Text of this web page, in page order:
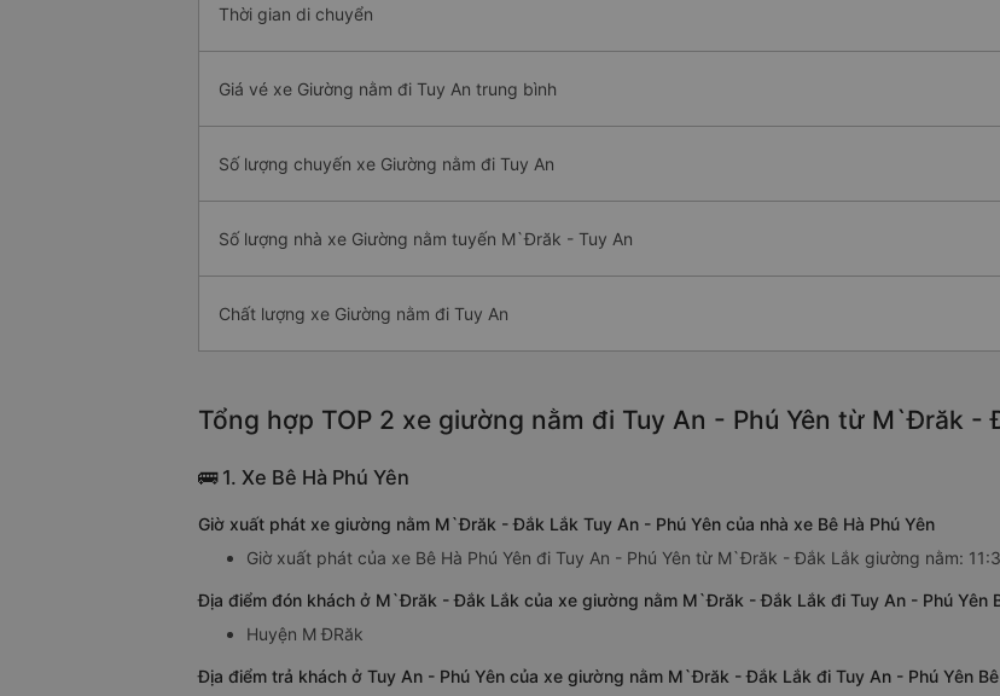
Thời gian di chuyển
Giá vé xe Giường nằm đi Tuy An trung bình
Số lượng chuyến xe Giường nằm đi Tuy An
Số lượng nhà xe Giường nằm tuyến M`Đrăk - Tuy An
Chất lượng xe Giường nằm đi Tuy An
Tổng hợp TOP 2 xe giường nằm đi Tuy An - Phú Yên từ M`Đrăk
🚌 1. Xe Bê Hà Phú Yên
Giờ xuất phát xe giường nằm M`Đrăk - Đắk Lắk Tuy An - Phú Yên của nhà xe Bê Hà Phú Yên
Giờ xuất phát của xe Bê Hà Phú Yên đi Tuy An - Phú Yên từ M`Đrăk - Đắk Lắk giường nằm:
Địa điểm đón khách ở M`Đrăk - Đắk Lắk của xe giường nằm M`Đrăk - Đắk Lắk đi Tuy An - Phú Yên
Huyện M ĐRăk
Địa điểm trả khách ở Tuy An - Phú Yên của xe giường nằm M`Đrăk - Đắk Lắk đi Tuy An - Phú Yên Bê